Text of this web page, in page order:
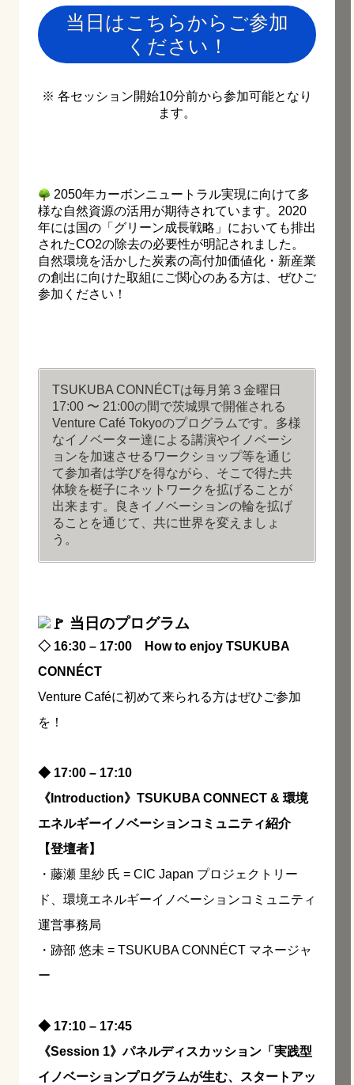
当日はこちらからご参加
ください！
※ 各セッション開始10分前から参加可能となり
ます。
2050年カーボンニュートラル実現に向けて多
様な自然資源の活用が期待されています。2020
年には国の「グリーン成長戦略」においても排出
されたCO2の除去の必要性が明記されました。
自然環境を活かした炭素の高付加価値化・新産業
の創出に向けた取組にご関心のある方は、ぜひご
参加ください！
TSUKUBA CONNÉCTは毎月第３金曜日
17:00 〜 21:00の間で茨城県で開催される
Venture Café Tokyoのプログラムです。多様
なイノベーター達による講演やイノベーシ
ョンを加速させるワークショップ等を通じ
て参加者は学びを得ながら、そこで得た共
体験を梃子にネットワークを拡げることが
出来ます。良きイノベーションの輪を拡げ
ることを通じて、共に世界を変えましょ
う。
当日のプログラム
◇ 16:30 – 17:00 How to enjoy TSUKUBA
CONNÉCT
Venture Caféに初めて来られる方はぜひご参加
を！
◆ 17:00 – 17:10
《Introduction》TSUKUBA CONNECT & 環境
エネルギーイノベーションコミュニティ紹介
【登壇者】
・藤瀬 里紗 氏 = CIC Japan プロジェクトリー
ド、環境エネルギーイノベーションコミュニティ
運営事務局
・跡部 悠未 = TSUKUBA CONNÉCT マネージャ
ー
◆ 17:10 – 17:45
《Session 1》パネルディスカッション「実践型
イノベーションプログラムが生む、スタートアッ